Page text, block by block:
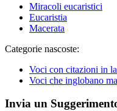
Miracoli eucaristici
Eucaristia
Macerata
Categorie nascoste:
Voci con citazioni in
Voci che inglobano
Invia un